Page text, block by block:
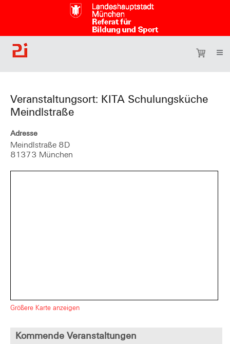
Veranstaltungsort: KITA Schulungsküche
Meindlstraße
Adresse
Meindlstraße 8D
81373 München
Größere Karte anzeigen
Kommende Veranstaltungen